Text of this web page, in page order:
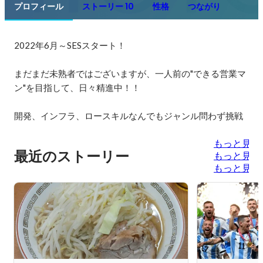
プロフィール ストーリー 10 性格 つながり
2022年6月～SESスタート！
まだまだ未熟者ではございますが、一人前の"できる営業マ
ン"を目指して、日々精進中！！
開発、インフラ、ロースキルなんでもジャンル問わず挑戦
最近のストーリー
もっと見る
もっと見る
もっと見る